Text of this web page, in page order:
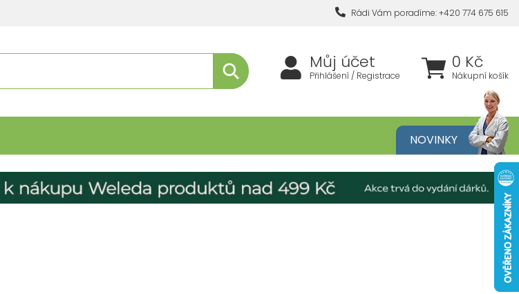
Rádi Vám poradíme: +420 774 675 615
0 Kč
Nákupní košík
Můj účet
Přihlášení / Registrace
NOVINKY